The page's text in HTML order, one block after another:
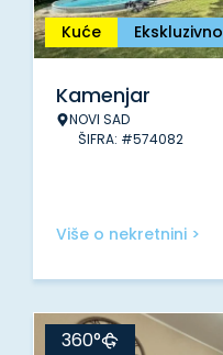
Kuće Ekskluzivno
Kamenjar
NOVI SAD
ŠIFRA: #574082
Više o nekretnini >
360°